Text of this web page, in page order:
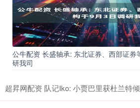
公牛配资 长盛轴承: 东北证券、西部证券
研我司
超昇网配资 队记Iko: 小贾巴里获杜兰特